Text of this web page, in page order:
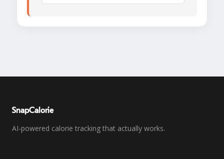
SnapCalorie
AI-powered calorie tracking that actually works.